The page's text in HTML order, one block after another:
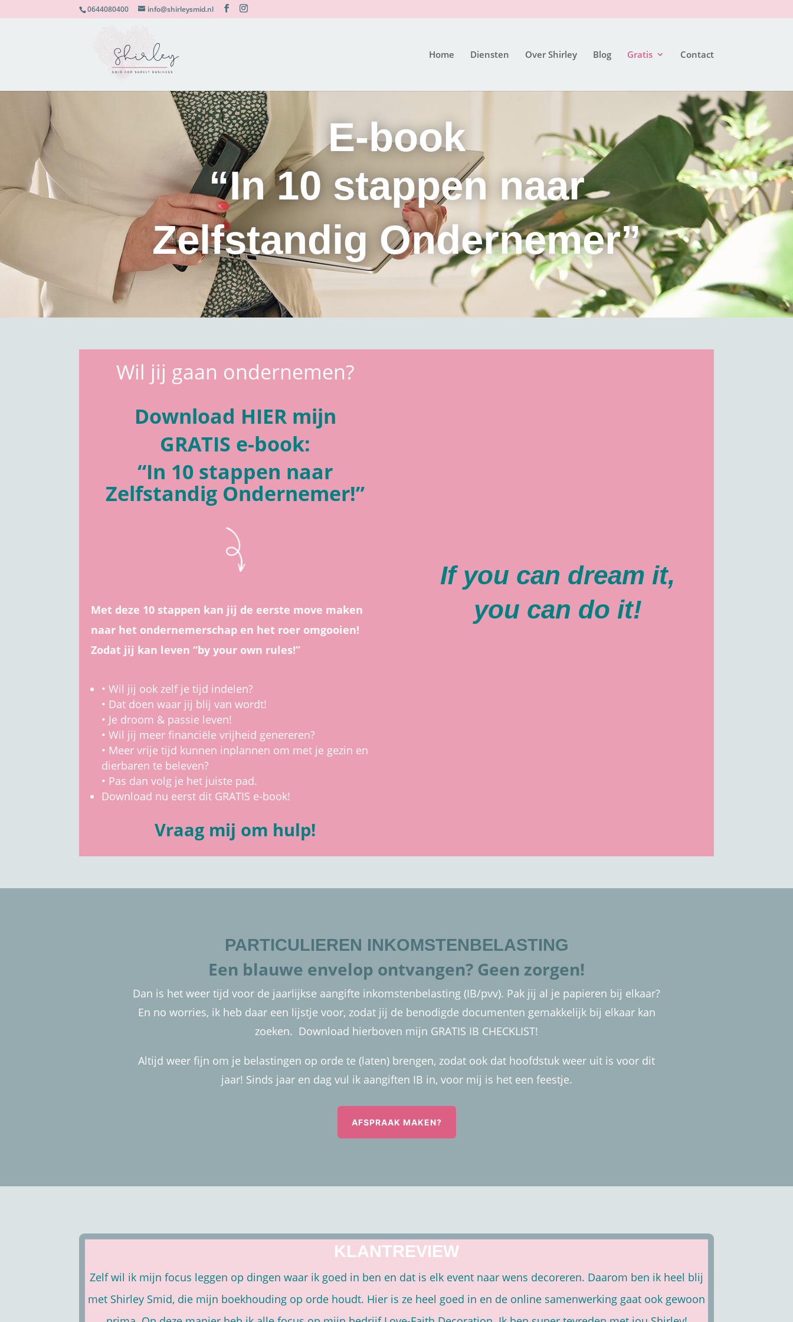
0644080400 info@shirleysmid.nl
Home Diensten Over Shirley Blog Gratis Contact
E-book
“In 10 stappen naar
Zelfstandig Ondernemer”
Wil jij gaan ondernemen?
Download HIER mijn
GRATIS e-book:
“In 10 stappen naar
Zelfstandig Ondernemer!”
Met deze 10 stappen kan jij de eerste move maken
naar het ondernemerschap en het roer omgooien!
Zodat jij kan leven “by your own rules!”
• Wil jij ook zelf je tijd indelen?
• Dat doen waar jij blij van wordt!
• Je droom & passie leven!
• Wil jij meer financiële vrijheid genereren?
• Meer vrije tijd kunnen inplannen om met je gezin en
dierbaren te beleven?
• Pas dan volg je het juiste pad.
Download nu eerst dit GRATIS e-book!
Vraag mij om hulp!
If you can dream it,
you can do it!
PARTICULIEREN INKOMSTENBELASTING
Een blauwe envelop ontvangen? Geen zorgen!
Dan is het weer tijd voor de jaarlijkse aangifte inkomstenbelasting (IB/pvv). Pak jij al je papieren bij elkaar?
En no worries, ik heb daar een lijstje voor, zodat jij de benodigde documenten gemakkelijk bij elkaar kan
zoeken. Download hierboven mijn GRATIS IB CHECKLIST!
Altijd weer fijn om je belastingen op orde te (laten) brengen, zodat ook dat hoofdstuk weer uit is voor dit
jaar! Sinds jaar en dag vul ik aangiften IB in, voor mij is het een feestje.
AFSPRAAK MAKEN?
KLANTREVIEW
Zelf wil ik mijn focus leggen op dingen waar ik goed in ben en dat is elk event naar wens decoreren. Daarom ben ik heel blij
met Shirley Smid, die mijn boekhouding op orde houdt. Hier is ze heel goed in en de online samenwerking gaat ook gewoon